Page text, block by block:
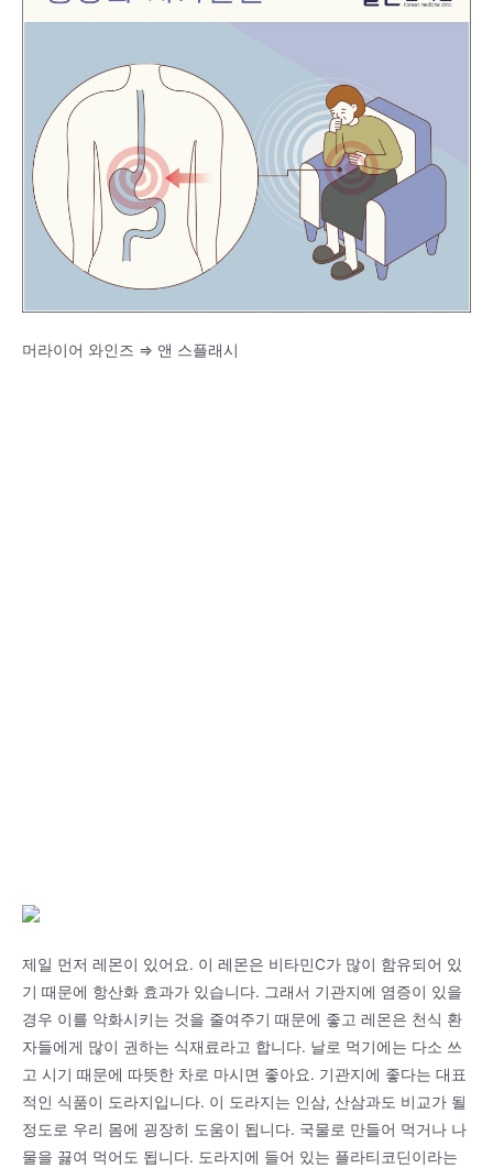
머라이어 와인즈 ⇒ 앤 스플래시
제일 먼저 레몬이 있어요. 이 레몬은 비타민C가 많이 함유되어 있
기 때문에 항산화 효과가 있습니다. 그래서 기관지에 염증이 있을
경우 이를 악화시키는 것을 줄여주기 때문에 좋고 레몬은 천식 환
자들에게 많이 권하는 식재료라고 합니다. 날로 먹기에는 다소 쓰
고 시기 때문에 따뜻한 차로 마시면 좋아요. 기관지에 좋다는 대표
적인 식품이 도라지입니다. 이 도라지는 인삼, 산삼과도 비교가 될
정도로 우리 몸에 굉장히 도움이 됩니다. 국물로 만들어 먹거나 나
물을 끓여 먹어도 됩니다. 도라지에 들어 있는 플라티코딘이라는